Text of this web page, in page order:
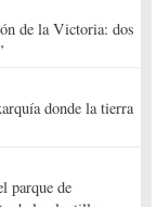
de la Victoria: dos
donde la tierra
parque de